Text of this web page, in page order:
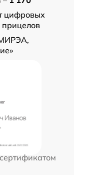
цифровых
прицелов